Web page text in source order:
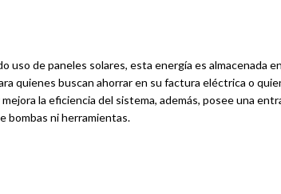
de paneles solares, esta energía es almacenada
quienes buscan ahorrar en su factura eléctrica o
la eficiencia del sistema, además, posee una
bombas ni herramientas.